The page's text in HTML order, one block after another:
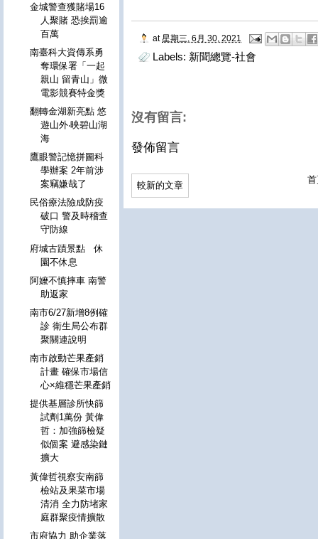
at 星期三, 6月 30, 2021
Labels: 新聞總覽-社會
沒有留言:
發佈留言
較新的文章
金城警查獲賭場16
人聚賭 恐挨罰逾
百萬
南臺科大資傳系勇
奪環保署「一起
親山 留青山」微
電影競賽特金獎
翻轉金湖新亮點 悠
遊山外‧映碧山湖
海
鷹眼警記憶拼圖科
學辦案 2年前涉
案竊嫌哉了
民俗療法險成防疫
破口 警及時稽查
守防線
府城古蹟景點 休
園不休息
阿嬤不慎摔車 南警
助返家
南市6/27新增8例確
診 衛生局公布群
聚關連說明
南市啟動芒果產銷
計畫 確保市場信
心×維穩芒果產銷
提供基層診所快篩
試劑1萬份 黃偉
哲：加強篩檢疑
似個案 避感染鏈
擴大
黃偉哲視察安南篩
檢站及果菜市場
清消 全力防堵家
庭群聚疫情擴散
市府協力 助企業落